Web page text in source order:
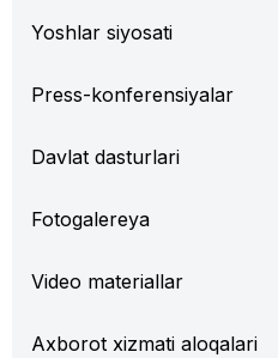
Yoshlar siyosati
Press-konferensiyalar
Davlat dasturlari
Fotogalereya
Video materiallar
Axborot xizmati aloqalari